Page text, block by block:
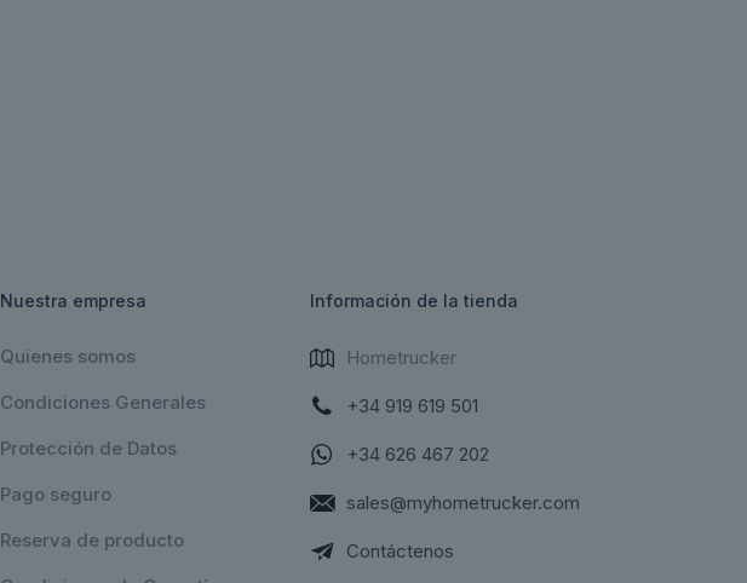
Nuestra empresa
Quienes somos
Condiciones Generales
Protección de Datos
Pago seguro
Reserva de producto
Información de la tienda
Hometrucker
+34 919 619 501
+34 626 467 202
sales@myhometrucker.com
Contáctenos